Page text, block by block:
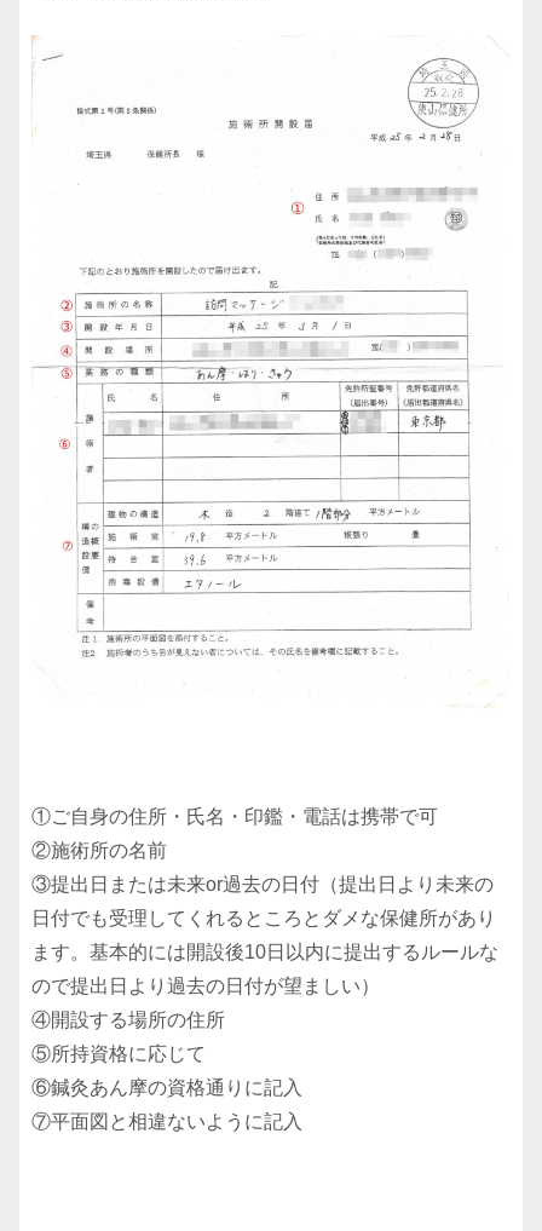
①ご自身の住所・氏名・印鑑・電話は携帯で可
②施術所の名前
③提出日または未来or過去の日付（提出日より未来の
日付でも受理してくれるところとダメな保健所があり
ます。基本的には開設後10日以内に提出するルールな
ので提出日より過去の日付が望ましい）
④開設する場所の住所
⑤所持資格に応じて
⑥鍼灸あん摩の資格通りに記入
⑦平面図と相違ないように記入